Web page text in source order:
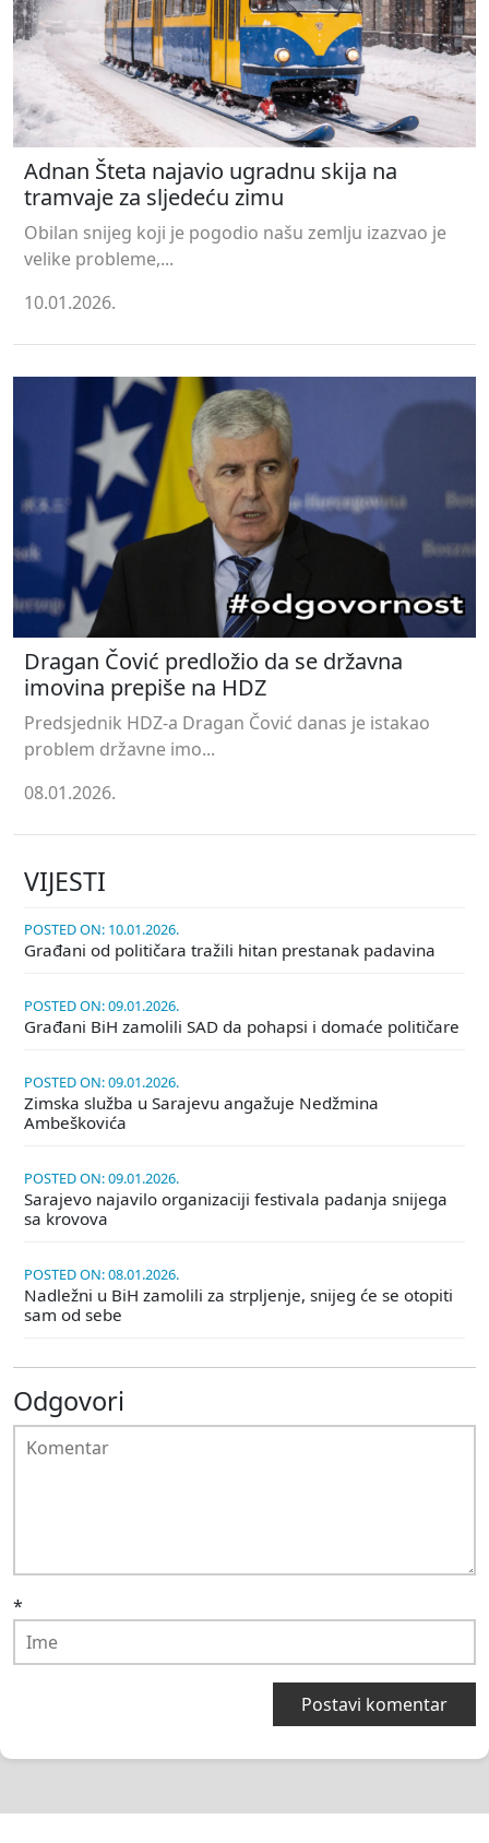
Adnan Šteta najavio ugradnu skija na
tramvaje za sljedeću zimu
Obilan snijeg koji je pogodio našu zemlju izazvao je
velike probleme,...
10.01.2026.
Dragan Čović predložio da se državna
imovina prepiše na HDZ
Predsjednik HDZ-a Dragan Čović danas je istakao
problem državne imo...
08.01.2026.
VIJESTI
POSTED ON: 10.01.2026.
Građani od političara tražili hitan prestanak padavina
POSTED ON: 09.01.2026.
Građani BiH zamolili SAD da pohapsi i domaće političare
POSTED ON: 09.01.2026.
Zimska služba u Sarajevu angažuje Nedžmina
Ambeškovića
POSTED ON: 09.01.2026.
Sarajevo najavilo organizaciji festivala padanja snijega
sa krovova
POSTED ON: 08.01.2026.
Nadležni u BiH zamolili za strpljenje, snijeg će se otopiti
sam od sebe
Odgovori
*